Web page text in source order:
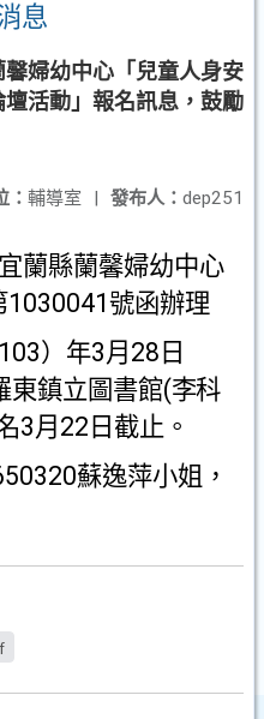
息
婦幼中心「兒童人身安
活動」報名訊息，鼓勵
發布人： dep251
： 輔導室 |
蘭縣蘭馨婦幼中心
1030041號函辦理
103）年3月 28 日
東鎮立圖書館(李科
3月 22 日截止。
蘇逸萍小姐，